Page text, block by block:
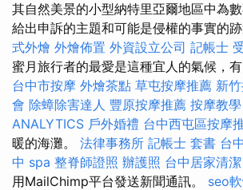
其自然美景的小型納特里亞爾地區中為數
給出申訴的主題和可能是侵權的事實的跡
式外燴 外燴佈置 外資設立公司 記帳士
蜜月旅行者的最愛是這種宜人的氣候，
台中市按摩 外燴茶點 草屯按摩推薦 新
會 除蟑除害達人 豐原按摩推薦 按摩教學
ANALYTICS 戶外婚禮 台中西屯區按摩
暖的海灘。 法律事務所 記帳士 套書 台
中 spa 整脊師證照 辦護照 台中居家清潔
用MailChimp平台發送新聞通訊。 seo